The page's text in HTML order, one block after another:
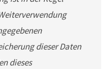
dieser Daten
dieses